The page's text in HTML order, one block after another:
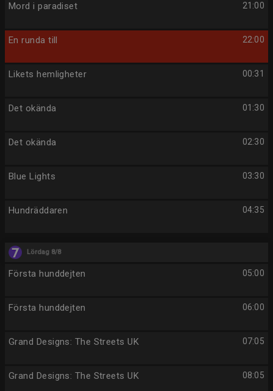
21:00
Mord i paradiset
22:00
En runda till
00:31
Likets hemligheter
01:30
Det okända
02:30
Det okända
03:30
Blue Lights
04:35
Hundräddaren
Lördag 8/8
05:00
Första hunddejten
06:00
Första hunddejten
07:05
Grand Designs: The Streets UK
08:05
Grand Designs: The Streets UK